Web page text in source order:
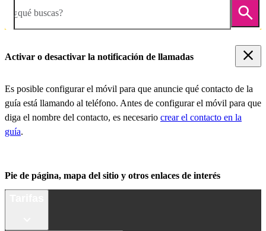
¿qué buscas?
Activar o desactivar la notificación de llamadas
Es posible configurar el móvil para que anuncie qué contacto de la
guía está llamando al teléfono. Antes de configurar el móvil para que
diga el nombre del contacto, es necesario crear el contacto en la
guía.
Pie de página, mapa del sitio y otros enlaces de interés